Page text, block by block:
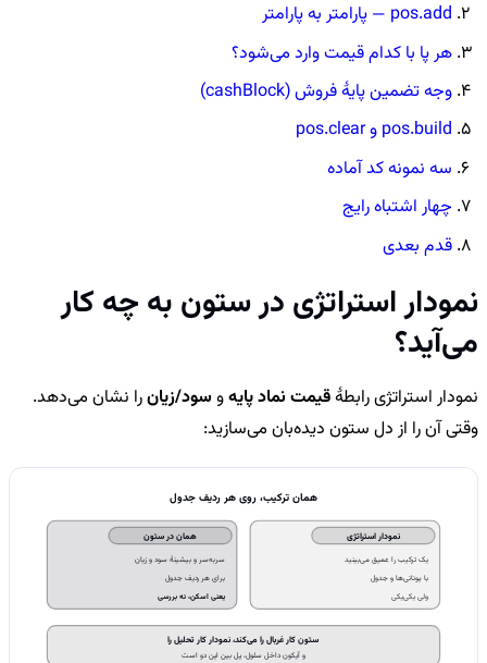
pos.add — پارامتر به پارامتر
هر پا با کدام قیمت وارد می‌شود؟
وجه تضمین پایهٔ فروش (cashBlock)
pos.build و pos.clear
سه نمونه کد آماده
چهار اشتباه رایج
قدم بعدی
نمودار استراتژی در ستون به چه کار
می‌آید؟
نمودار استراتژی رابطهٔقیمت نماد پایهو سود/زیانرا نشان می‌دهد.
وقتی آن را از دل ستون دیده‌بان می‌سازید:
همان ترکیب، روی هر ردیف جدول
نمودار استراتژی
یک ترکیب را عمیق می‌بینید
با یونانی‌ها و جدول
ولی یکی‌یکی
همان در ستون
سربه‌سر و بیشینهٔ سود و زیان
برای هر ردیف جدول
یعنی اسکن، نه بررسی
ستون کار غربال را می‌کند، نمودار کار تحلیل را
و آیکون داخل سلول، پل بین این دو است